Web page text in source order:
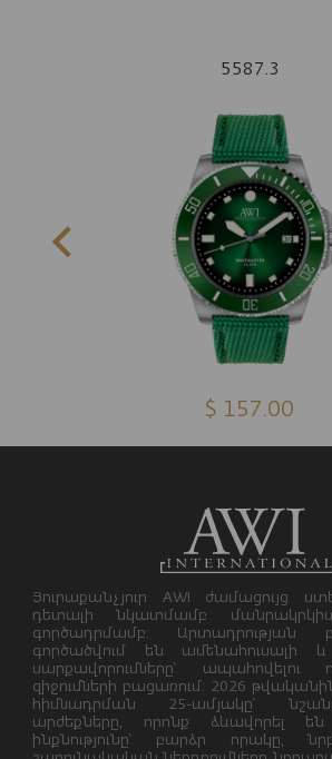
5587.3
$ 157.00
Յուրաքանչյուր AWI ժամացույց
դետալի նկատմամբ մանրակրկիտ
գործադրմամբ: Արտադրության
գործածվում են ամենահուսալի
սարքավորումները՝ ապահովելու
զիջումների բացառում: 2026
հիմնադրման 25-ամյակը՝
արժեքները, որոնք ձևավորել
ինքնությունը՝ բարձր որակը,